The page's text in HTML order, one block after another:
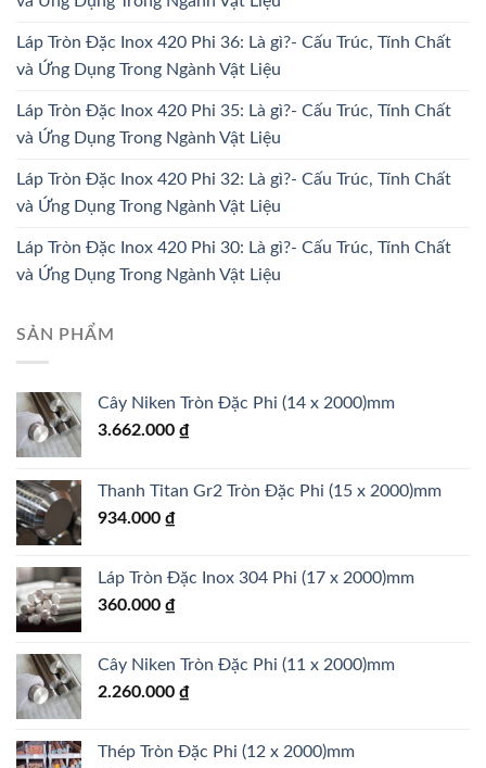
Láp Tròn Đặc Inox 420 Phi 36: Là gì?- Cấu Trúc, Tính Chất
và Ứng Dụng Trong Ngành Vật Liệu
Láp Tròn Đặc Inox 420 Phi 35: Là gì?- Cấu Trúc, Tính Chất
và Ứng Dụng Trong Ngành Vật Liệu
Láp Tròn Đặc Inox 420 Phi 32: Là gì?- Cấu Trúc, Tính Chất
và Ứng Dụng Trong Ngành Vật Liệu
Láp Tròn Đặc Inox 420 Phi 30: Là gì?- Cấu Trúc, Tính Chất
và Ứng Dụng Trong Ngành Vật Liệu
SẢN PHẨM
Cây Niken Tròn Đặc Phi (14 x 2000)mm
3.662.000 ₫
Thanh Titan Gr2 Tròn Đặc Phi (15 x 2000)mm
934.000 ₫
Láp Tròn Đặc Inox 304 Phi (17 x 2000)mm
360.000 ₫
Cây Niken Tròn Đặc Phi (11 x 2000)mm
2.260.000 ₫
Thép Tròn Đặc Phi (12 x 2000)mm